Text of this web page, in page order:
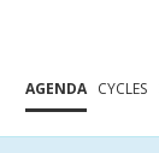
AGENDA CYCLES